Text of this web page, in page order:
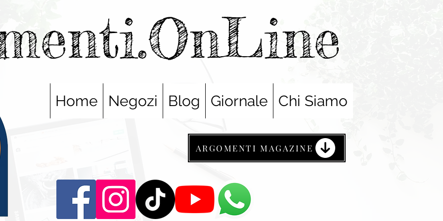
Home Negozi Blog Giornale Chi Siamo
ARGOMENTI MAGAZINE